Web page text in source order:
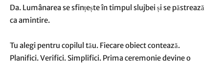
Da. Lumânarea se sfințește în timpul slujbei și se păstrează
ca amintire.
Tu alegi pentru copilul tău. Fiecare obiect contează.
Planifici. Verifici. Simplifici. Prima ceremonie devine o